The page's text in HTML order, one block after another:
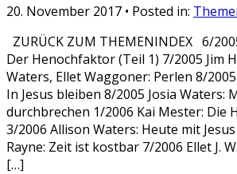
20. November 2017 • Posted in:
ZURÜCK ZUM THEMENINDEX 6/
Der Henochfaktor (Teil 1) 7/2005 Jim
Waters, Ellet Waggoner: Perlen 8/
In Jesus bleiben 8/2005 Josia Waters:
durchbrechen 1/2006 Kai Mester: Die
3/2006 Allison Waters: Heute mit
Rayne: Zeit ist kostbar 7/2006 Ellet J.
[…]